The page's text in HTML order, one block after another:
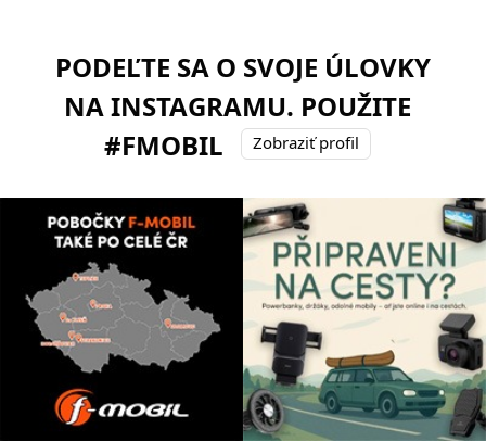
PODEĽTE SA O SVOJE ÚLOVKY
NA INSTAGRAMU. POUŽITE
#FMOBIL
Zobraziť profil